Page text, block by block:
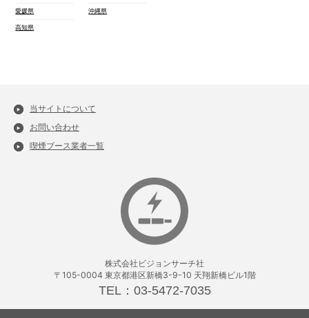
愛媛県
高知県
沖縄県
当サイトについて
お問い合わせ
喫煙ブース業者一覧
株式会社ビジョンサーチ社
〒105-0004 東京都港区新橋3-9-10 天翔新橋ビル1階
TEL：03-5472-7035